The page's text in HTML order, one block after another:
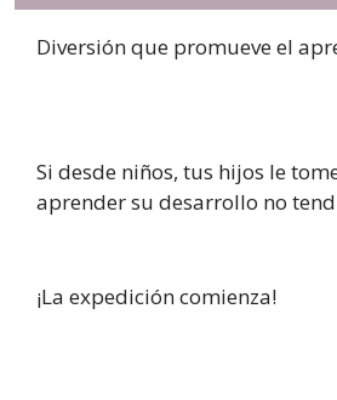
Diversión que promueve el
Si desde niños, tus hijos le
aprender su desarrollo no
¡La expedición comienza!